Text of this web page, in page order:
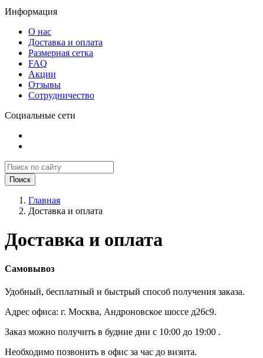
Информация
О нас
Доставка и оплата
Размерная сетка
FAQ
Акции
Отзывы
Сотрудничество
Социальные сети
Поиск
Главная
Доставка и оплата
Доставка и оплата
Самовывоз
Удобный, бесплатный и быстрый способ получения заказа.
Адрес офиса: г. Москва, Андроновское шоссе д26с9.
Заказ можно получить в будние дни с 10:00 до 19:00 .
Необходимо позвонить в офис за час до визита.